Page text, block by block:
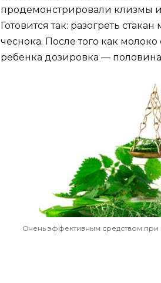
продемонстрировали клизмы
Готовится так: разогреть
чеснока. После того как
ребенка дозировка — половина
Очень эффективным средством при